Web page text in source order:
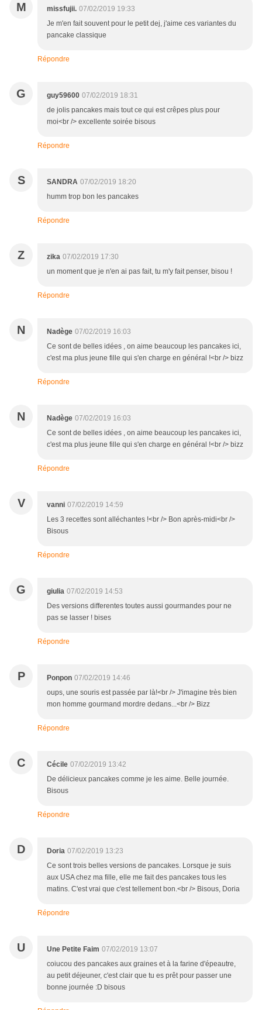
M missfujii. 07/02/2019 19:33
Je m'en fait souvent pour le petit dej, j'aime ces variantes du
pancake classique
Répondre
G guy59600 07/02/2019 18:31
de jolis pancakes mais tout ce qui est crêpes plus pour
moi<br /> excellente soirée bisous
Répondre
S SANDRA 07/02/2019 18:20
humm trop bon les pancakes
Répondre
Z zika 07/02/2019 17:30
un moment que je n'en ai pas fait, tu m'y fait penser, bisou !
Répondre
N Nadège 07/02/2019 16:03
Ce sont de belles idées , on aime beaucoup les pancakes ici,
c'est ma plus jeune fille qui s'en charge en général !<br /> bizz
Répondre
N Nadège 07/02/2019 16:03
Ce sont de belles idées , on aime beaucoup les pancakes ici,
c'est ma plus jeune fille qui s'en charge en général !<br /> bizz
Répondre
V vanni 07/02/2019 14:59
Les 3 recettes sont alléchantes !<br /> Bon après-midi<br />
Bisous
Répondre
G giulia 07/02/2019 14:53
Des versions differentes toutes aussi gourmandes pour ne
pas se lasser ! bises
Répondre
P Ponpon 07/02/2019 14:46
oups, une souris est passée par là!<br /> J'imagine très bien
mon homme gourmand mordre dedans...<br /> Bizz
Répondre
C Cécile 07/02/2019 13:42
De délicieux pancakes comme je les aime. Belle journée.
Bisous
Répondre
D Doria 07/02/2019 13:23
Ce sont trois belles versions de pancakes. Lorsque je suis
aux USA chez ma fille, elle me fait des pancakes tous les
matins. C'est vrai que c'est tellement bon.<br /> Bisous, Doria
Répondre
U Une Petite Faim 07/02/2019 13:07
coiucou des pancakes aux graines et à la farine d'épeautre,
au petit déjeuner, c'est clair que tu es prêt pour passer une
bonne journée :D bisous